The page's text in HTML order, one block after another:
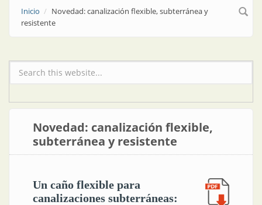
Inicio
Novedad: canalización flexible, subterránea y
resistente
Formulario de búsqueda
Novedad: canalización flexible,
subterránea y resistente
Un caño flexible para
canalizaciones subterráneas: